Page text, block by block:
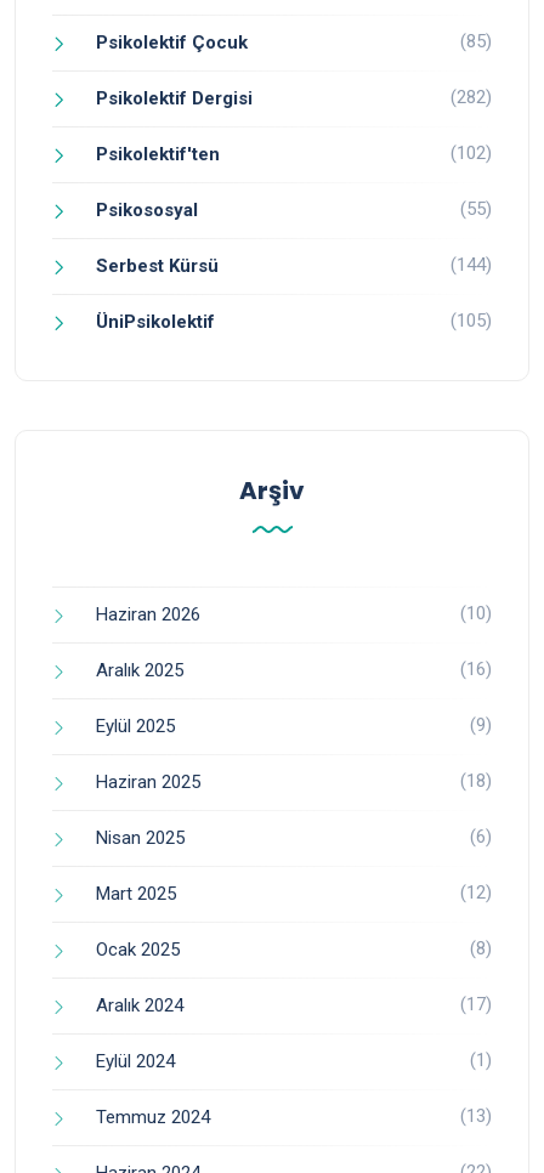
Psikolektif Çocuk (85)
Psikolektif Dergisi (282)
Psikolektif'ten (102)
Psikososyal (55)
Serbest Kürsü (144)
ÜniPsikolektif (105)
Arşiv
Haziran 2026 (10)
Aralık 2025 (16)
Eylül 2025 (9)
Haziran 2025 (18)
Nisan 2025 (6)
Mart 2025 (12)
Ocak 2025 (8)
Aralık 2024 (17)
Eylül 2024 (1)
Temmuz 2024 (13)